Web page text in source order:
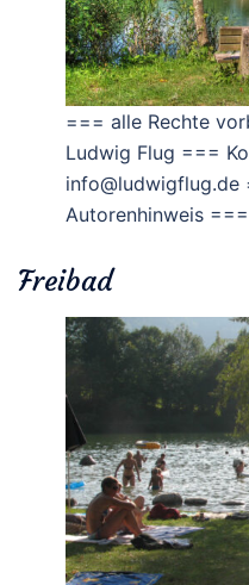
=== alle Rechte
Ludwig Flug ===
Autorenhinweis
Freibad